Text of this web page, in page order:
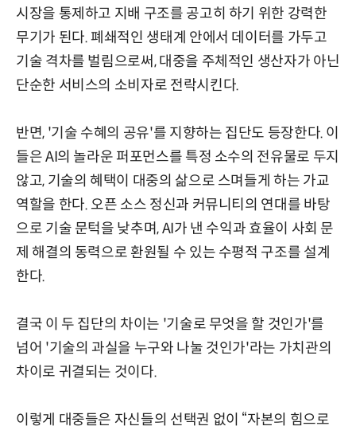
시장을 통제하고 지배 구조를 공고히 하기 위한 강력한
무기가 된다. 폐쇄적인 생태계 안에서 데이터를 가두고
기술 격차를 벌림으로써, 대중을 주체적인 생산자가 아닌
단순한 서비스의 소비자로 전락시킨다.
반면, '기술 수혜의 공유'를 지향하는 집단도 등장한다. 이
들은 AI의 놀라운 퍼포먼스를 특정 소수의 전유물로 두지
않고, 기술의 혜택이 대중의 삶으로 스며들게 하는 가교
역할을 한다. 오픈 소스 정신과 커뮤니티의 연대를 바탕
으로 기술 문턱을 낮추며, AI가 낸 수익과 효율이 사회 문
제 해결의 동력으로 환원될 수 있는 수평적 구조를 설계
한다.
결국 이 두 집단의 차이는 '기술로 무엇을 할 것인가'를
넘어 '기술의 과실을 누구와 나눌 것인가'라는 가치관의
차이로 귀결되는 것이다.
이렇게 대중들은 자신들의 선택권 없이 “자본의 힘으로